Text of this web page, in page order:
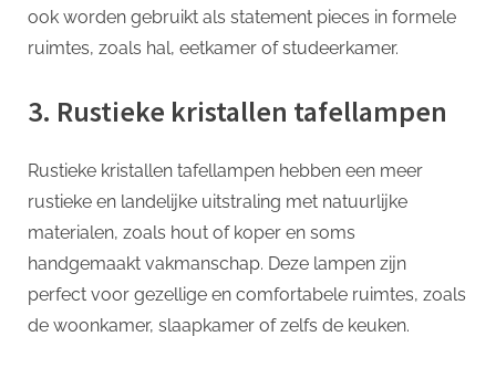
ook worden gebruikt als statement pieces in formele
ruimtes, zoals hal, eetkamer of studeerkamer.
3. Rustieke kristallen tafellampen
Rustieke kristallen tafellampen hebben een meer
rustieke en landelijke uitstraling met natuurlijke
materialen, zoals hout of koper en soms
handgemaakt vakmanschap. Deze lampen zijn
perfect voor gezellige en comfortabele ruimtes, zoals
de woonkamer, slaapkamer of zelfs de keuken.